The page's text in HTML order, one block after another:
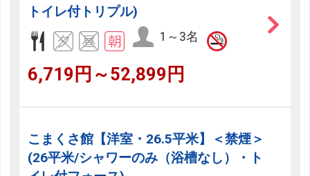
トイレ付トリプル)
1～3名
6,719円～52,899円
こまくさ館【洋室・26.5平米】＜禁煙＞
(26平米/シャワーのみ（浴槽なし）・ト